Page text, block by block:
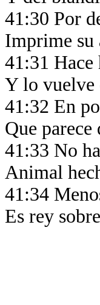
41:30 Por
Imprime su
41:31
Y lo vuelve
41:32 En
Que
41:33 No
Animal
41:34
Es rey